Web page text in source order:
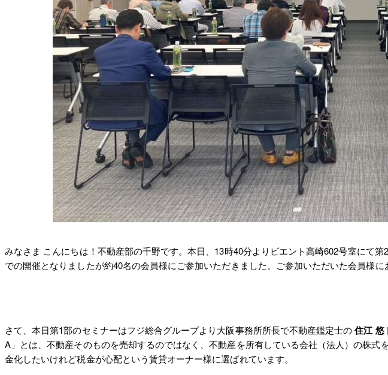
みなさま こんにちは！不動産部の千野です。本日、13時40分よりビエント高崎602号室にて
での開催となりましたが約40名の会員様にご参加いただきました。ご参加いただいた会員様
さて、本日第1部のセミナーはフジ総合グループより大阪事務所所長で不動産鑑定士の住江 悠
A」とは、不動産そのものを売却するのではなく、不動産を所有している会社（法人）の株
金化したいけれど税金が心配という賃貸オーナー様に選ばれています。